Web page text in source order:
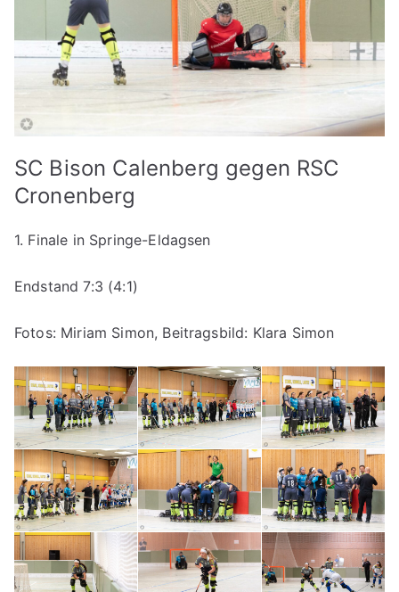
SC Bison Calenberg gegen RSC
Cronenberg
1. Finale in Springe-Eldagsen
Endstand 7:3 (4:1)
Fotos: Miriam Simon, Beitragsbild: Klara Simon